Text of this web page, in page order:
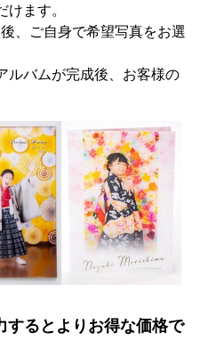
ます。
、ご自身で希望写真をお選
ルバムが完成後、お客様の
するとよりお得な価格で